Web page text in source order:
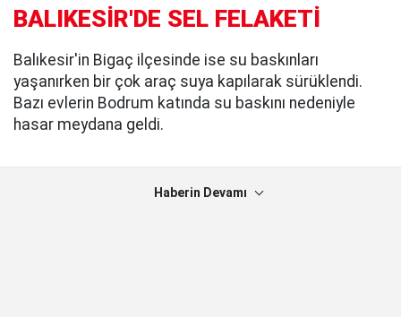
BALIKESİR'DE SEL FELAKETİ
Balıkesir'in Bigaç ilçesinde ise su baskınları
yaşanırken bir çok araç suya kapılarak sürüklendi.
Bazı evlerin Bodrum katında su baskını nedeniyle
hasar meydana geldi.
Haberin Devamı